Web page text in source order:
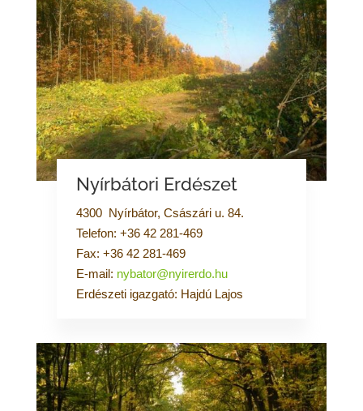
Nyírbátori Erdészet
4300 Nyírbátor, Császári u. 84.
Telefon: +36 42 281-469
Fax: +36 42 281-469
E-mail: nybator@nyirerdo.hu
Erdészeti igazgató: Hajdú Lajos